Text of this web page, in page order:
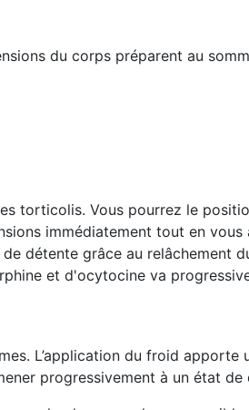
du corps préparent au
torticolis. Vous pourrez le
immédiatement tout en
détente grâce au relâchement
et d'ocytocine va
L’application du froid apporte
progressivement à un état de